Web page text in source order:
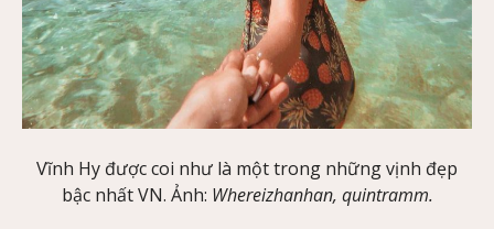
Vĩnh Hy được coi như là một trong những vịnh đẹp
bậc nhất VN. Ảnh: Whereizhanhan, quintramm.